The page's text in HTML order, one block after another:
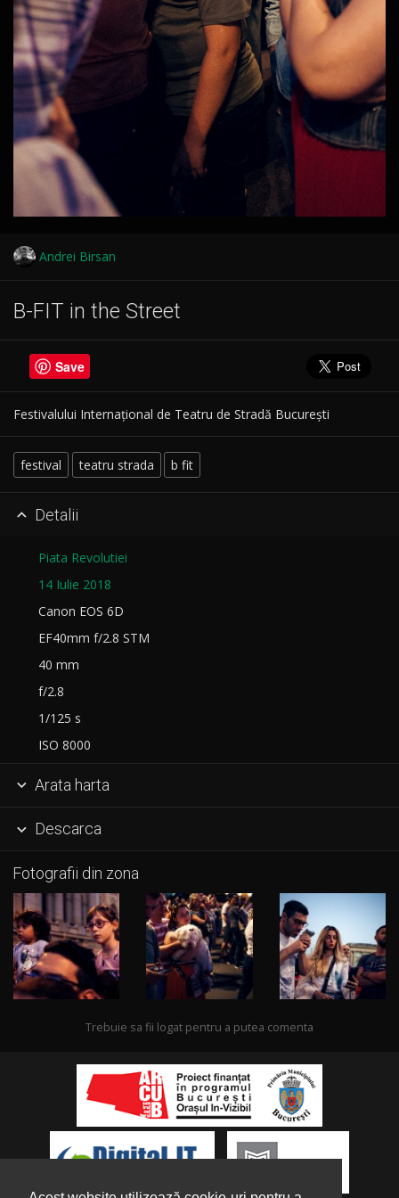
Andrei Birsan
B-FIT in the Street
Save
Festivalului Internațional de Teatru de Stradă București
festival teatru strada b fit
 Detalii
Piata Revolutiei
14 Iulie 2018
Canon EOS 6D
EF40mm f/2.8 STM
40 mm
f/2.8
1/125 s
ISO 8000
 Arata harta
 Descarca
Fotografii din zona
Trebuie sa fii logat pentru a putea comenta